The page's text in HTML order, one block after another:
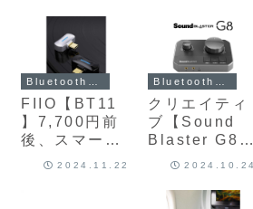
音質
Bluetoothオ
ーディオ対応
へ一気に引き
上げてくれ
る、重さわず
Bluetoothオ
Bluetoothト
ランスミッタ
リケーブル対
応有線イヤホ
ンのワイヤレ
ス化を可能に
した
96kHz/24bit
対応
Bluetoothレ
シーバーアン
」DAC構成と
クアッド
「THX
AAA78＋」ア
ンプ搭載、最
大650mWの
出力を実現し
たフラッグシ
ップ
ンプ
FIIO【BT11
】7,700円前
後、スマート
フォンやゲー
2024.11.22
クリエイティ
ブ【Sound
Blaster G8】
HDMI接続対
ムはもちろん
2024.10.24